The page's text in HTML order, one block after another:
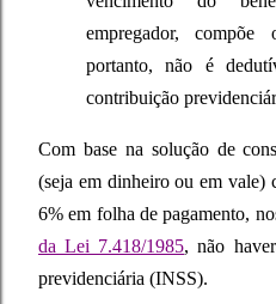
empregador, compõe
portanto, não é
contribuição
Com base na solução de
(seja em dinheiro ou em vale)
6% em folha de pagamento,
da Lei 7.418/1985, não
previdenciária (INSS).